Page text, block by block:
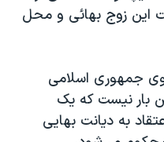
این زوج بهائی و محل
جمهوری اسلامی
بار نیست که یک
به دیانت بهایی